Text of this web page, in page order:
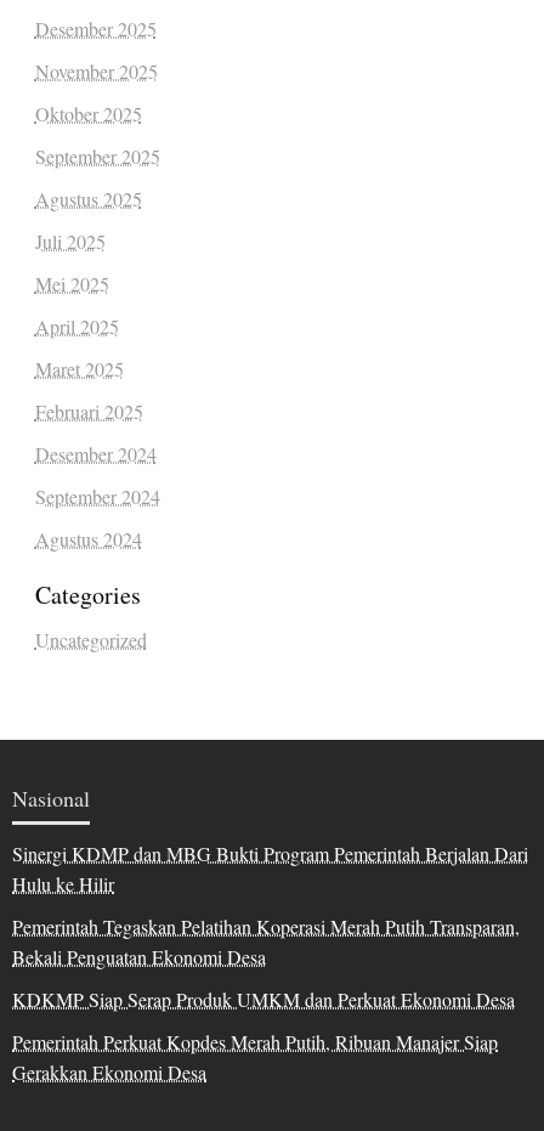
Desember 2025
November 2025
Oktober 2025
September 2025
Agustus 2025
Juli 2025
Mei 2025
April 2025
Maret 2025
Februari 2025
Desember 2024
September 2024
Agustus 2024
Categories
Uncategorized
Nasional
Sinergi KDMP dan MBG Bukti Program Pemerintah Berjalan Dari
Hulu ke Hilir
Pemerintah Tegaskan Pelatihan Koperasi Merah Putih Transparan,
Bekali Penguatan Ekonomi Desa
KDKMP Siap Serap Produk UMKM dan Perkuat Ekonomi Desa
Pemerintah Perkuat Kopdes Merah Putih, Ribuan Manajer Siap
Gerakkan Ekonomi Desa